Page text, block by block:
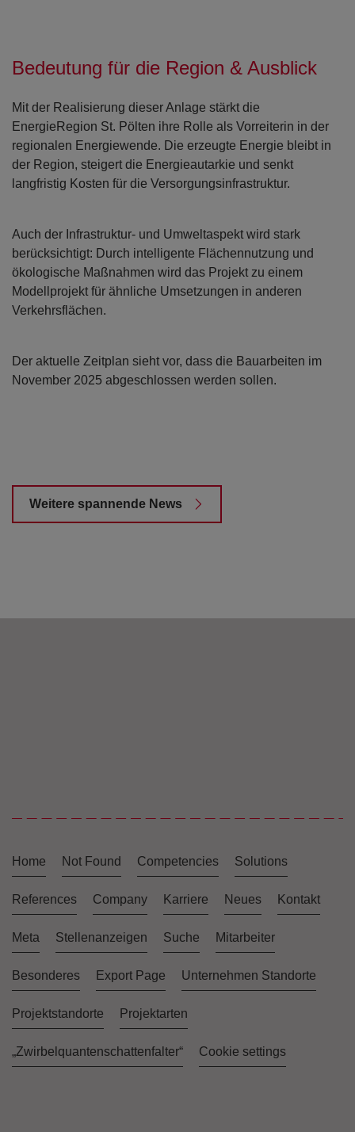
Bedeutung für die Region & Ausblick
Mit der Realisierung dieser Anlage stärkt die
EnergieRegion St. Pölten ihre Rolle als Vorreiterin in der
regionalen Energiewende. Die erzeugte Energie bleibt in
der Region, steigert die Energieautarkie und senkt
langfristig Kosten für die Versorgungsinfrastruktur.
Auch der Infrastruktur- und Umweltaspekt wird stark
berücksichtigt: Durch intelligente Flächennutzung und
ökologische Maßnahmen wird das Projekt zu einem
Modellprojekt für ähnliche Umsetzungen in anderen
Verkehrsflächen.
Der aktuelle Zeitplan sieht vor, dass die Bauarbeiten im
November 2025 abgeschlossen werden sollen.
Weitere spannende News
Home Not Found Competencies Solutions
References Company Karriere Neues Kontakt
Meta Stellenanzeigen Suche Mitarbeiter
Besonderes Export Page Unternehmen Standorte
Projektstandorte Projektarten
„Zwirbelquantenschattenfalter“ Cookie settings